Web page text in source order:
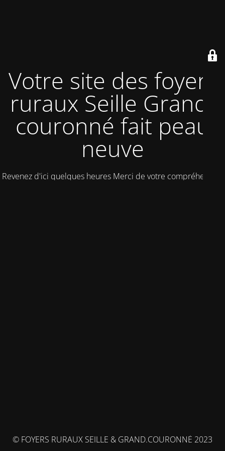
Votre site des foyers
ruraux Seille Grand-
couronné fait peau
neuve
Revenez d'ici quelques heures Merci de votre compréhension
© FOYERS RURAUX SEILLE & GRAND.COURONNÉ 2023